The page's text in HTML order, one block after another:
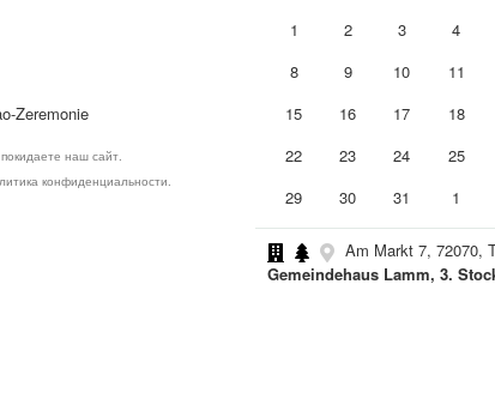
Zeremonie
наш сайт.
конфиденциальности.
1
2 3 4
8
9 10 11
15
16 17 18
22
23 24 25
29
30 31 1
Am Markt 7, 72070,
Gemeindehaus Lamm, 3.